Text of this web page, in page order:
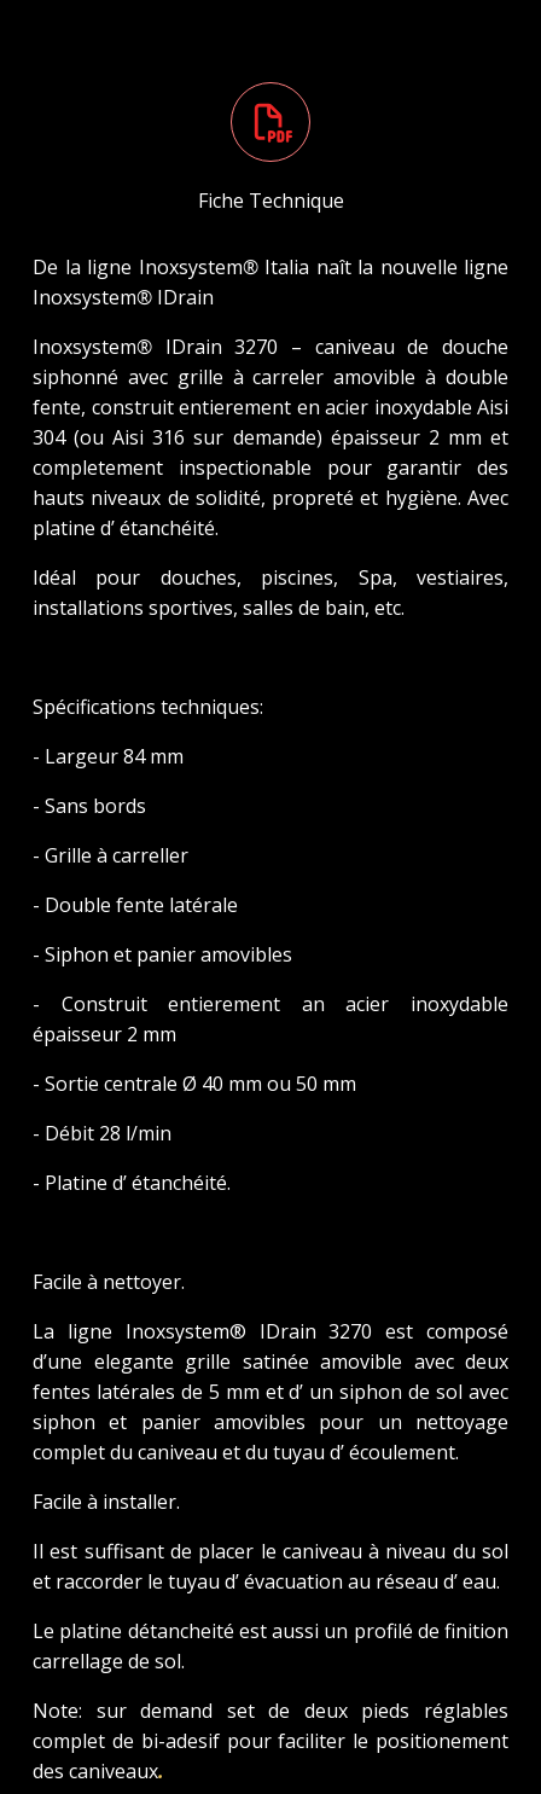
Fiche Technique
De la ligne Inoxsystem® Italia naît la nouvelle ligne
Inoxsystem® IDrain
Inoxsystem® IDrain 3270 – caniveau de douche
siphonné avec grille à carreler amovible à double
fente, construit entierement en acier inoxydable Aisi
304 (ou Aisi 316 sur demande) épaisseur 2 mm et
completement inspectionable pour garantir des
hauts niveaux de solidité, propreté et hygiène. Avec
platine d’ étanchéité.
Idéal pour douches, piscines, Spa, vestiaires,
installations sportives, salles de bain, etc.
Spécifications techniques:
- Largeur 84 mm
- Sans bords
- Grille à carreller
- Double fente latérale
- Siphon et panier amovibles
- Construit entierement an acier inoxydable
épaisseur 2 mm
- Sortie centrale Ø 40 mm ou 50 mm
- Débit 28 l/min
- Platine d’ étanchéité.
Facile à nettoyer.
La ligne Inoxsystem® IDrain 3270 est composé
d’une elegante grille satinée amovible avec deux
fentes latérales de 5 mm et d’ un siphon de sol avec
siphon et panier amovibles pour un nettoyage
complet du caniveau et du tuyau d’ écoulement.
Facile à installer.
Il est suffisant de placer le caniveau à niveau du sol
et raccorder le tuyau d’ évacuation au réseau d’ eau.
Le platine détancheité est aussi un profilé de finition
carrellage de sol.
Note: sur demand set de deux pieds réglables
complet de bi-adesif pour faciliter le positionement
des caniveaux.